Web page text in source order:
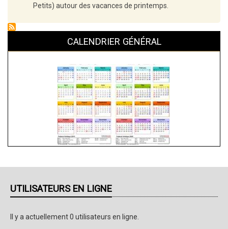
Petits) autour des vacances de printemps.
CALENDRIER GÉNÉRAL
UTILISATEURS EN LIGNE
Il y a actuellement 0 utilisateurs en ligne.